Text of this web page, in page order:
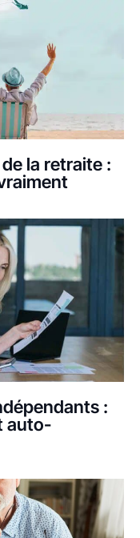
la retraite :
:
auto-